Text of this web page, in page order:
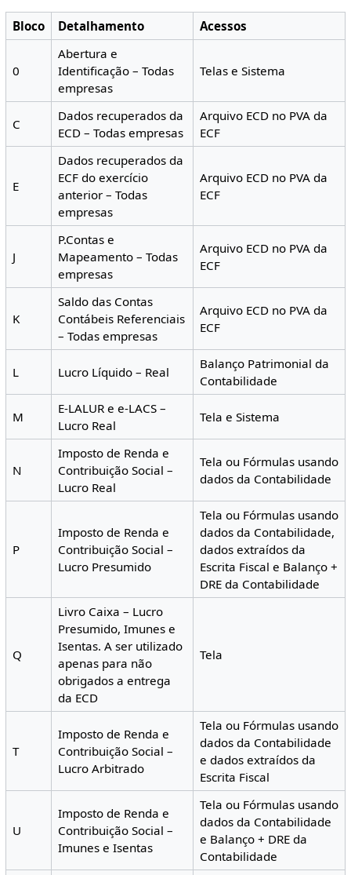
Bloco Detalhamento Acessos
0
Abertura e
Identificação – Todas
empresas
Telas e Sistema
C
Dados recuperados da
ECD – Todas empresas
Arquivo ECD no PVA da
ECF
E
Dados recuperados da
ECF do exercício
anterior – Todas
empresas
Arquivo ECD no PVA da
ECF
J
P.Contas e
Mapeamento – Todas
empresas
Arquivo ECD no PVA da
ECF
K
Saldo das Contas
Contábeis Referenciais
– Todas empresas
Arquivo ECD no PVA da
ECF
L Lucro Líquido – Real
Balanço Patrimonial da
Contabilidade
M
E-LALUR e e-LACS –
Lucro Real
Tela e Sistema
N
Imposto de Renda e
Contribuição Social –
Lucro Real
Tela ou Fórmulas usando
dados da Contabilidade
P
Imposto de Renda e
Contribuição Social –
Lucro Presumido
Tela ou Fórmulas usando
dados da Contabilidade,
dados extraídos da
Escrita Fiscal e Balanço +
DRE da Contabilidade
Q
Livro Caixa – Lucro
Presumido, Imunes e
Isentas. A ser utilizado
apenas para não
obrigados a entrega
da ECD
Tela
T
Imposto de Renda e
Contribuição Social –
Lucro Arbitrado
Tela ou Fórmulas usando
dados da Contabilidade
e dados extraídos da
Escrita Fiscal
U
Imposto de Renda e
Contribuição Social –
Imunes e Isentas
Tela ou Fórmulas usando
dados da Contabilidade
e Balanço + DRE da
Contabilidade